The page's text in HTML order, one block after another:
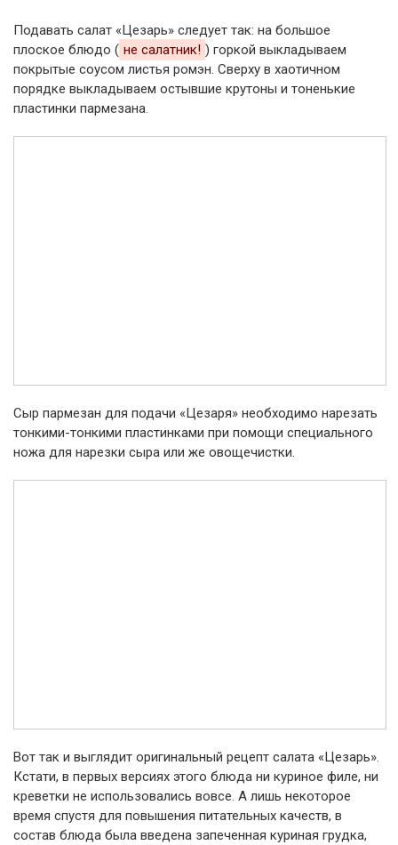
Подавать салат «Цезарь» следует так: на большое
плоское блюдо ( не салатник! ) горкой выкладываем
покрытые соусом листья ромэн. Сверху в хаотичном
порядке выкладываем остывшие крутоны и тоненькие
пластинки пармезана.
Сыр пармезан для подачи «Цезаря» необходимо нарезать
тонкими-тонкими пластинками при помощи специального
ножа для нарезки сыра или же овощечистки.
Вот так и выглядит оригинальный рецепт салата «Цезарь».
Кстати, в первых версиях этого блюда ни куриное филе, ни
креветки не использовались вовсе. А лишь некоторое
время спустя для повышения питательных качеств, в
состав блюда была введена запеченная куриная грудка,